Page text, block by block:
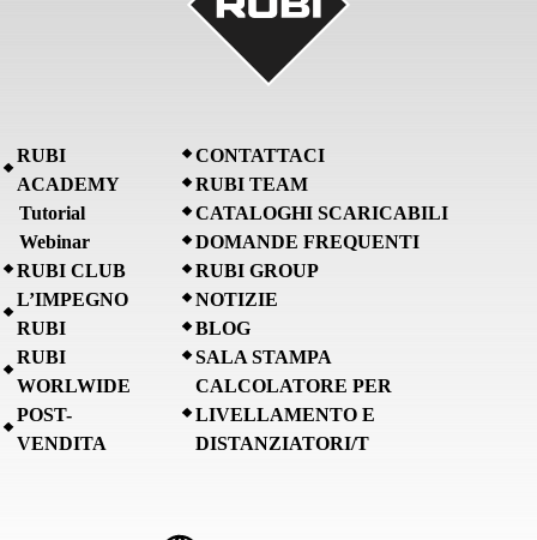
RUBI
ACADEMY
Tutorial
Webinar
RUBI CLUB
L’IMPEGNO
RUBI
RUBI
WORLWIDE
POST-
VENDITA
CONTATTACI
RUBI TEAM
CATALOGHI SCARICABILI
DOMANDE FREQUENTI
RUBI GROUP
NOTIZIE
BLOG
SALA STAMPA
CALCOLATORE PER
LIVELLAMENTO E
DISTANZIATORI/T